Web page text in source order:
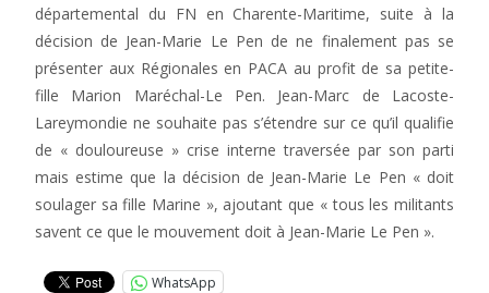
départemental du FN en Charente-Maritime, suite à la
décision de Jean-Marie Le Pen de ne finalement pas se
présenter aux Régionales en PACA au profit de sa petite-
fille Marion Maréchal-Le Pen. Jean-Marc de Lacoste-
Lareymondie ne souhaite pas s’étendre sur ce qu’il qualifie
de « douloureuse » crise interne traversée par son parti
mais estime que la décision de Jean-Marie Le Pen « doit
soulager sa fille Marine », ajoutant que « tous les militants
savent ce que le mouvement doit à Jean-Marie Le Pen ».
WhatsApp